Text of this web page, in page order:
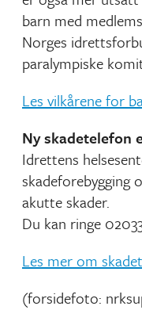
barn med
Norges
paralympiske
Les vilkårene for
Ny skadetelefon
Idrettens
skadeforebygging
akutte skader.
Du kan ringe
Les mer om
(forsidefoto: